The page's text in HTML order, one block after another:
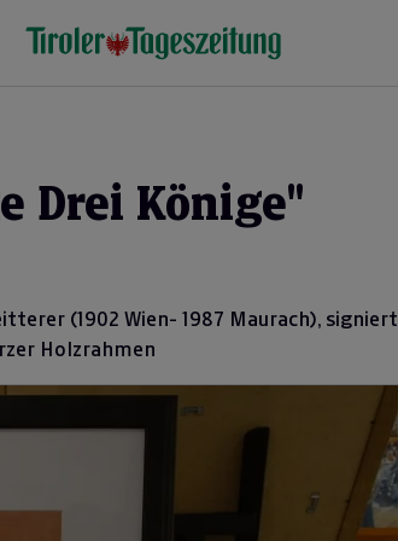
Drei Könige"
(1902 Wien- 1987 Maurach), signiert
Holzrahmen